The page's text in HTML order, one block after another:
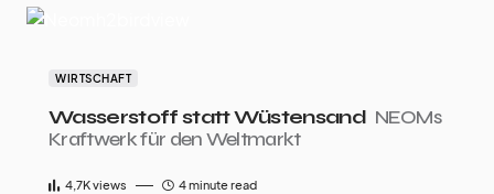
WIRTSCHAFT
Wasserstoff statt Wüstensand NEOMs
Kraftwerk für den Weltmarkt
4,7Kviews 4 minute read